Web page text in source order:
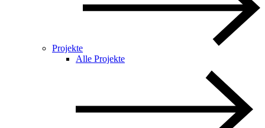
Projekte
Alle Projekte